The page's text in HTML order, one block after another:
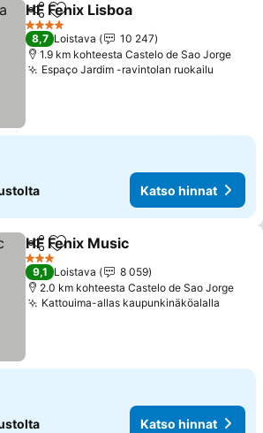
Jaa Lisää suosikkeihin
HF Fenix Lisboa
4 Tähtiluokitus
8,7 Loistava
10 247
1.9 km kohteesta Castelo de Sao Jorge
Espaço Jardim -ravintolan ruokailu
Katso hinnat
Jaa Lisää suosikkeihin
HF Fenix Music
3 Tähtiluokitus
9,1 Loistava
8 059
2.0 km kohteesta Castelo de Sao Jorge
Kattouima-allas kaupunkinäköalalla
Katso hinnat